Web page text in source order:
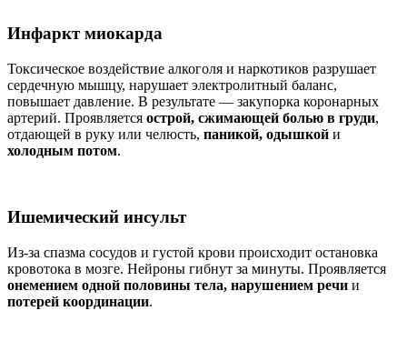
Инфаркт миокарда
Токсическое воздействие алкоголя и наркотиков разрушает
сердечную мышцу, нарушает электролитный баланс,
повышает давление. В результате — закупорка коронарных
артерий. Проявляется острой, сжимающей болью в груди,
отдающей в руку или челюсть, паникой, одышкой и
холодным потом.
Ишемический инсульт
Из-за спазма сосудов и густой крови происходит остановка
кровотока в мозге. Нейроны гибнут за минуты. Проявляется
онемением одной половины тела, нарушением речи и
потерей координации.